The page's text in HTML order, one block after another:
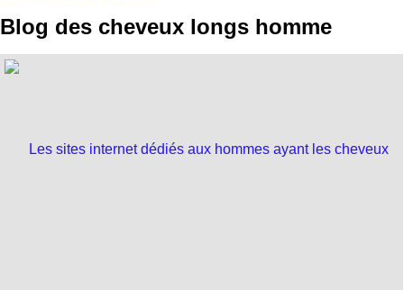
Blog des cheveux longs homme